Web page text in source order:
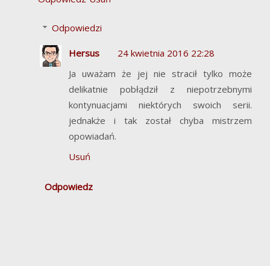
Odpowiedzi
Hersus
24 kwietnia 2016 22:28
Ja uważam że jej nie stracił tylko może
delikatnie pobłądził z niepotrzebnymi
kontynuacjami niektórych swoich serii.
jednakże i tak został chyba mistrzem
opowiadań.
Usuń
Odpowiedz